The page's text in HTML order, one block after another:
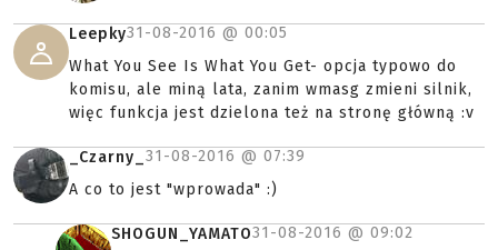
Leepky31-08-2016 @ 00:05
What You See Is What You Get- opcja typowo do
komisu, ale miną lata, zanim wmasg zmieni silnik,
więc funkcja jest dzielona też na stronę główną :v
_Czarny_ 31-08-2016 @ 07:39
A co to jest "wprowada" :)
SHOGUN_YAMATO31-08-2016 @ 09:02